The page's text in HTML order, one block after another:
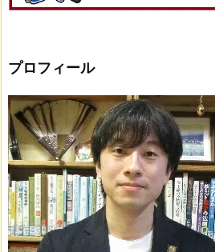
プロフィール